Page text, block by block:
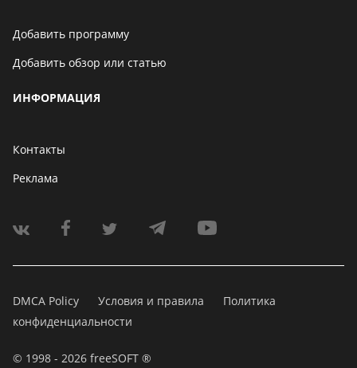
Добавить программу
Добавить обзор или статью
ИНФОРМАЦИЯ
Контакты
Реклама
DMCA Policy Условия и правила
Политика
конфиденциальности
© 1998 - 2026 freeSOFT ®